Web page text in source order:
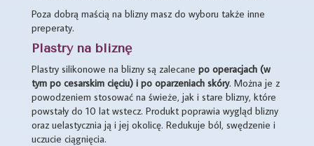
Poza dobrą maścią na blizny masz do wyboru także inne
preperaty.
Plastry na bliznę
Plastry silikonowe na blizny są zalecane po operacjach (w
tym po cesarskim cięciu) i po oparzeniach skóry. Można je z
powodzeniem stosować na świeże, jak i stare blizny, które
powstały do 10 lat wstecz. Produkt poprawia wygląd blizny
oraz uelastycznia ją i jej okolicę. Redukuje ból, swędzenie i
uczucie ciągnięcia.